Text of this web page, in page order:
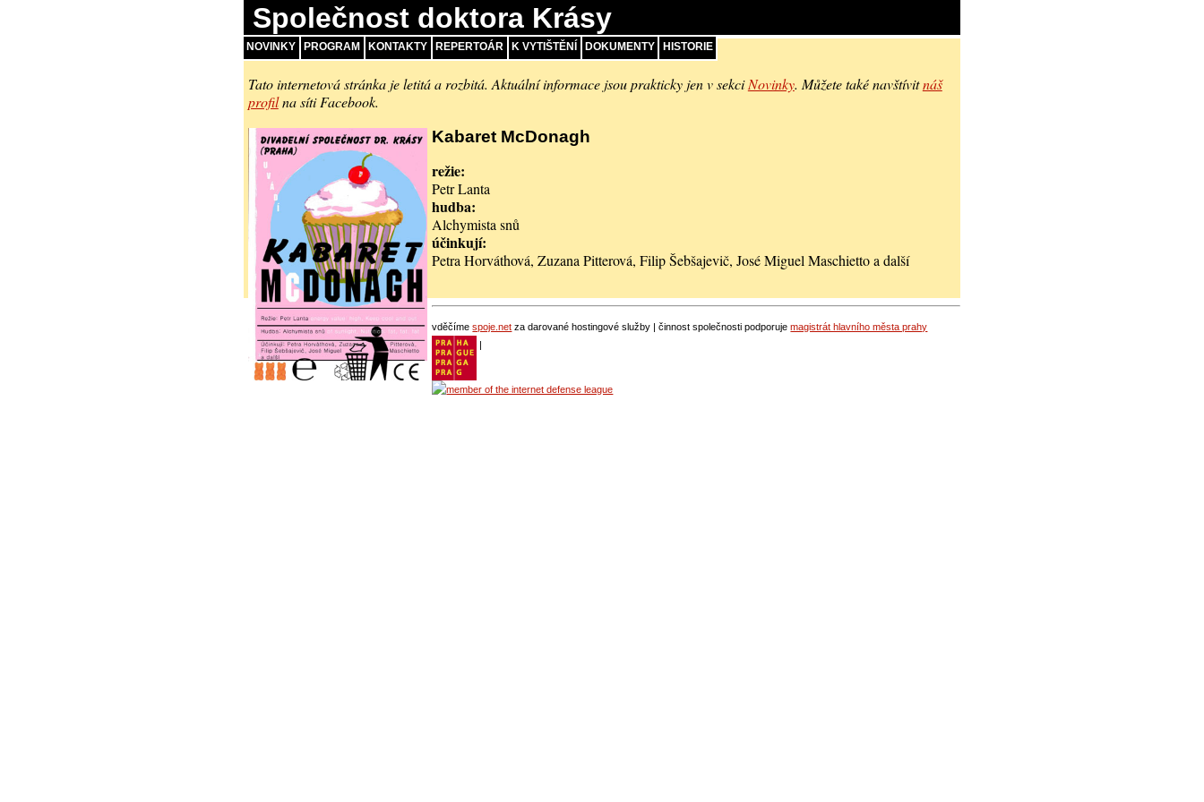
Společnost doktora Krásy
NOVINKY PROGRAM KONTAKTY REPERTOÁR K VYTIŠTĚNÍ DOKUMENTY HISTORIE
Tato internetová stránka je letitá a rozbitá. Aktuální informace jsou prakticky jen v sekciNovinky. Můžete také navštívitnáš
profilna síti Facebook.
Kabaret McDonagh
režie
Petr Lanta
hudba
Alchymista snů
účinkují
Petra Horváthová, Zuzana Pitterová, Filip Šebšajevič, José Miguel Maschietto a další
vděčímespoje.net za darované hostingové služby | činnost společnosti podporujemagistrát hlavního města prahy
|